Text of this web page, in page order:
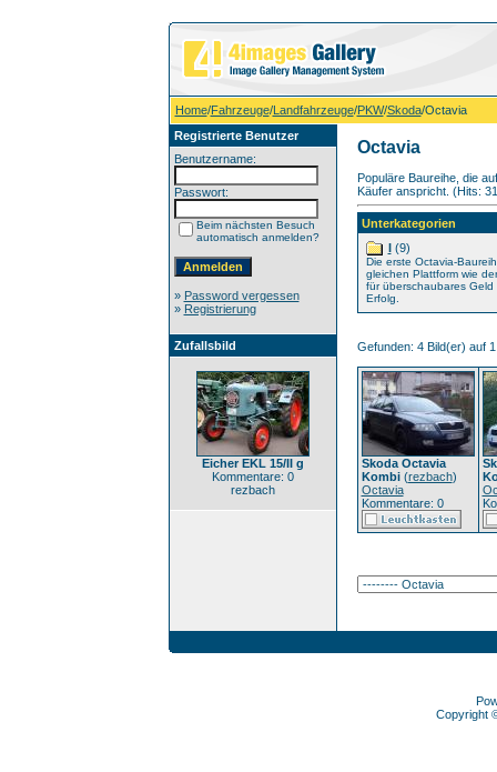
Home/Fahrzeuge/Landfahrzeuge/PKW/Skoda/Octavia
Registrierte Benutzer
Benutzername:
Passwort:
Beim nächsten Besuch
automatisch anmelden?
» Password vergessen
» Registrierung
Zufallsbild
Eicher EKL 15/II g
Kommentare: 0
rezbach
Octavia
Populäre Baureihe, die
Käufer anspricht. (Hits:
Unterkategorien
I(9)
Die erste Octavia-
gleichen Plattform wie
für überschaubares
Erfolg.
Gefunden: 4 Bild(er) auf
Skoda Octavia
Kombi(rezbach)
Octavia
Kommentare: 0
Copyright